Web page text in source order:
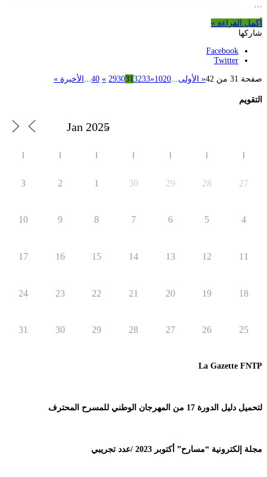
أكمل القراءة »
شاركها
Facebook
Twitter
صفحة 31 من 42 « الأولى 1020
«
2930313233
»
40 الأخيرة »
التقويم
27
28
29
30
1
2
3
4
5
6
7
8
9
10
11
12
13
14
15
16
17
18
19
20
21
22
23
24
25
26
27
28
29
30
31
La Gazette FNTP
لتحميل دليل الدورة 17 من المهرجان الوطني للمسرح المحترف
مجلة إلكترونية “مسارح” أكتوبر 2023 /عدد تجريبي